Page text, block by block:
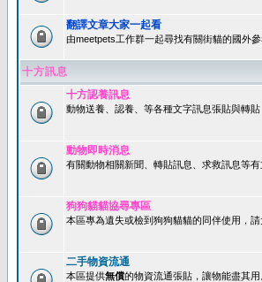
翻譯文章大家一起看
由meetpets工作群一起尋找有關街貓的國外
十方訊息
十方認養訊息
動物送養、認養、等各種文字訊息張貼與轉貼
動物即時消息
有關動物相關新聞、轉貼訊息、求救訊息等
狗狗貓貓協尋專區
本區專為遺失或檢到狗狗貓貓的同伴使用，
二手物資流通
本區提供無償的物資流通張貼，讓物能盡其用